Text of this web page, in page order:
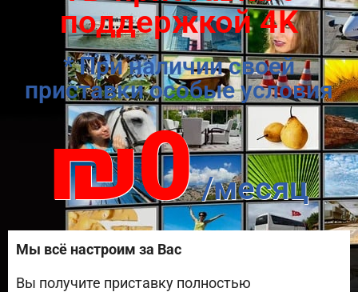
поддержкой 4K
* При наличии своей
приставки особые условия
₪0/месяц
Мы всё настроим за Вас
Вы получите приставку полностью